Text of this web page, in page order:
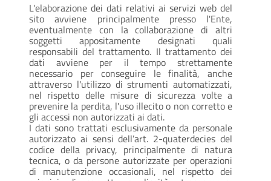
L'elaborazione dei dati relativi ai servizi web del
sito avviene principalmente presso l'Ente,
eventualmente con la collaborazione di altri
soggetti appositamente designati quali
responsabili del trattamento. Il trattamento dei
dati avviene per il tempo strettamente
necessario per conseguire le finalità, anche
attraverso l'utilizzo di strumenti automatizzati,
nel rispetto delle misure di sicurezza volte a
prevenire la perdita, l'uso illecito o non corretto e
gli accessi non autorizzati ai dati.
I dati sono trattati esclusivamente da personale
autorizzato ai sensi dell’art. 2-quaterdecies del
codice della privacy, principalmente di natura
tecnica, o da persone autorizzate per operazioni
di manutenzione occasionali, nel rispetto dei